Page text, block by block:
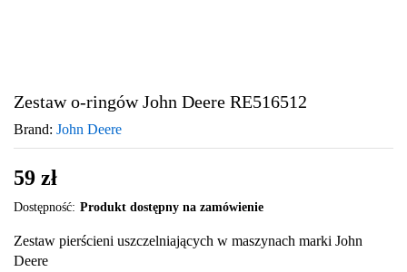
Zestaw o-ringów John Deere RE516512
Brand: John Deere
59 zł
Dostępność: Produkt dostępny na zamówienie
Zestaw pierścieni uszczelniających w maszynach marki John
Deere